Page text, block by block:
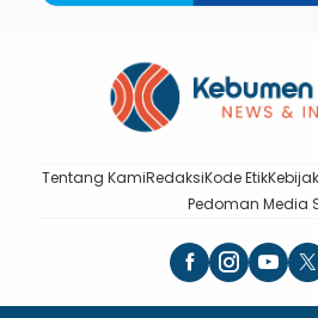
Tentang KamiRedaksiKode Etik
Pedoman Media